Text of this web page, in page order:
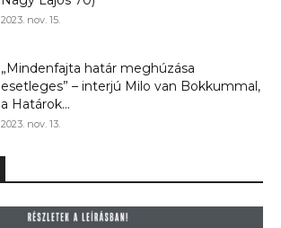
2023. nov. 15.
„Mindenfajta határ meghúzása
esetleges” – interjú Milo van Bokkummal,
a Határok...
2023. nov. 13.